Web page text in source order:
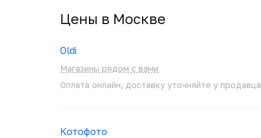
Цены в Москвe
Oldi
Магазины рядом с вами
Оплата онлайн, доставку уточняйте у продавца
Котофото